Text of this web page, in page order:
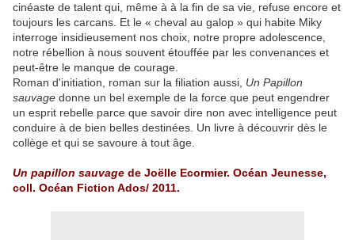
cinéaste de talent qui, même à à la fin de sa vie, refuse encore et
toujours les carcans. Et le « cheval au galop » qui habite Miky
interroge insidieusement nos choix, notre propre adolescence,
notre rébellion à nous souvent étouffée par les convenances et
peut-être le manque de courage.
Roman d'initiation, roman sur la filiation aussi, Un Papillon
sauvage donne un bel exemple de la force que peut engendrer
un esprit rebelle parce que savoir dire non avec intelligence peut
conduire à de bien belles destinées. Un livre à découvrir dès le
collège et qui se savoure à tout âge.
Un papillon sauvage de Joëlle Ecormier. Océan Jeunesse,
coll. Océan Fiction Ados/ 2011.